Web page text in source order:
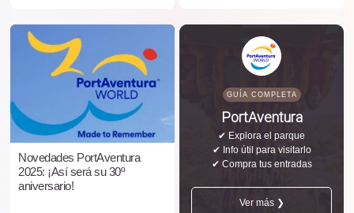
Novedades PortAventura
2025: ¡Así será su 30º
aniversario!
GUÍA COMPLETA
PortAventura
✔ Explora el parque
✔ Info útil para visitarlo
✔ Compra tus entradas
Ver más ❯